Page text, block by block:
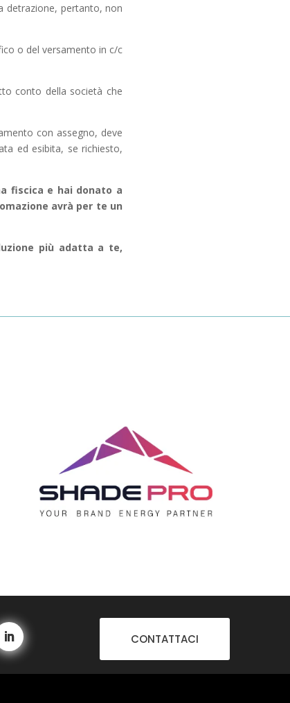
detrazione, pertanto, non
o del versamento in c/c
conto della società che
con assegno, deve
ed esibita, se richiesto,
fiscica e hai donato a
avrà per te un
più adatta a te,
CONTATTACI